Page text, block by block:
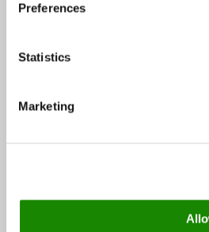
Preferences
Statistics
MarketingItaalia köögist Michelini